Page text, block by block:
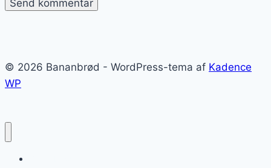
© 2026 Bananbrød - WordPress-tema af Kadence
WP